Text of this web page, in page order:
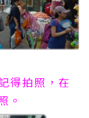
得拍照，在
。